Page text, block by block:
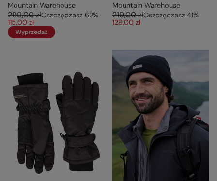
Mountain Warehouse
299,00 złOszczędzasz 62%
115,00 zł
Wyprzedaż
Mountain Warehouse
219,00 złOszczędzasz 41%
129,00 zł